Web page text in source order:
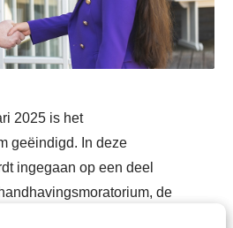
2025 is het
geëindigd. In deze
ingegaan op een deel
de